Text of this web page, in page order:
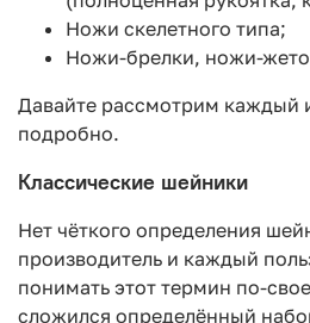
Ножи скелетного типа;
Ножи-брелки, ножи-
Давайте рассмотрим каждый
подробно.
Классические шейники
Нет чёткого определения
производитель и каждый
понимать этот термин по-
сложился определённый